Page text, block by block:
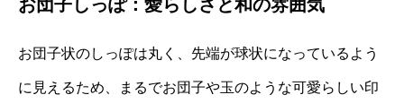
お団子しっぽ：愛らしさと和の雰囲気
お団子状のしっぽは丸く、先端が球状になっているよう
に見えるため、まるでお団子や玉のような可愛らしい印